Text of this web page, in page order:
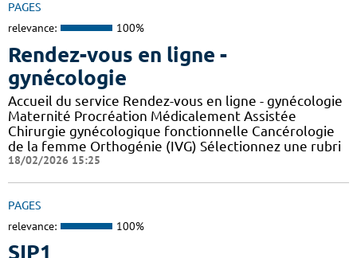
PAGES
relevance: 100%
Rendez-vous en ligne -
gynécologie
Accueil du service Rendez-vous en ligne - gynécologie
Maternité Procréation Médicalement Assistée
Chirurgie gynécologique fonctionnelle Cancérologie
de la femme Orthogénie (IVG) Sélectionnez une rubri
18/02/2026 15:25
PAGES
relevance: 100%
SIP1